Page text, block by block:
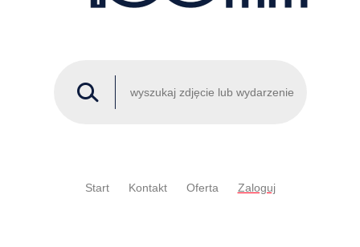
Start Kontakt Oferta Zaloguj